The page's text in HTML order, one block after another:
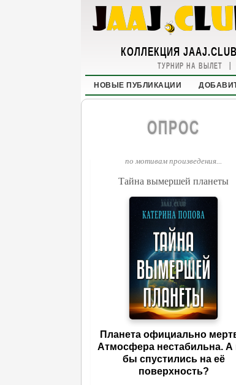
КОЛЛЕКЦИЯ JAAJ.CLUB
ТУРНИР НА ВЫЛЕТ |
НОВЫЕ ПУБЛИКАЦИИ
ОПРОС
по мотивам произведения...
Тайна вымершей планеты
Планета официально
Атмосфера нестабильна.
бы спустились на её
поверхность?